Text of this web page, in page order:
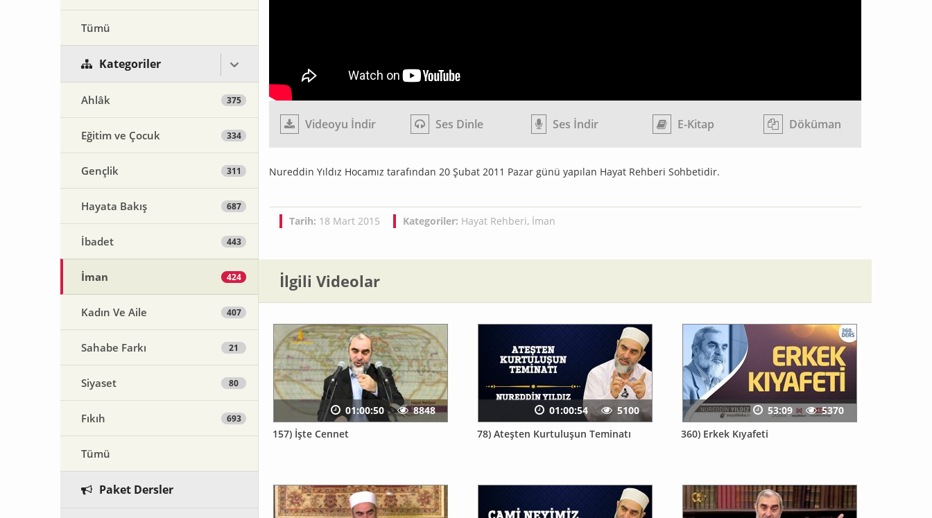
Tümü
Kategoriler
Ahlâk 375
Eğitim ve Çocuk 334
Gençlik 311
Hayata Bakış 687
İbadet 443
İman 424
Kadın Ve Aile 407
Sahabe Farkı 21
Siyaset 80
Fıkıh 693
Tümü
Paket Dersler
Videoyu İndir Ses Dinle Ses İndir E-Kitap Döküman
Nureddin Yıldız Hocamız tarafından 20 Şubat 2011 Pazar günü yapılan Hayat Rehberi Sohbetidir.
Tarih: 18 Mart 2015 Kategoriler: Hayat Rehberi, İman
İlgili Videolar
157) İşte Cennet
01:00:50
8848
78) Ateşten Kurtuluşun Teminatı
01:00:54
5100
360) Erkek Kıyafeti
53:09 5370